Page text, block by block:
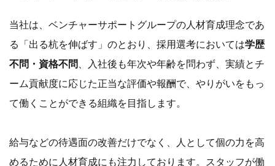
当社は、ベンチャーサポートグループの人材育成理念であ
る「出る杭を伸ばす」のとおり、採用選考においては学歴
不問・資格不問
、入社後も年次や年齢を問わず、実績とチ
ーム貢献度に応じた正当な評価や報酬で、やりがいをもっ
て働くことができる組織を目指します。
給与などの待遇面の改善だけでなく、人として個の力を高
めるために人材育成にも注力しております。スタッフが働